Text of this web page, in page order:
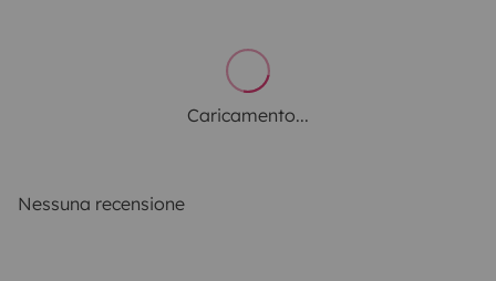
Caricamento...
Nessuna recensione